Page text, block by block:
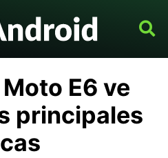
E6 ve
principales